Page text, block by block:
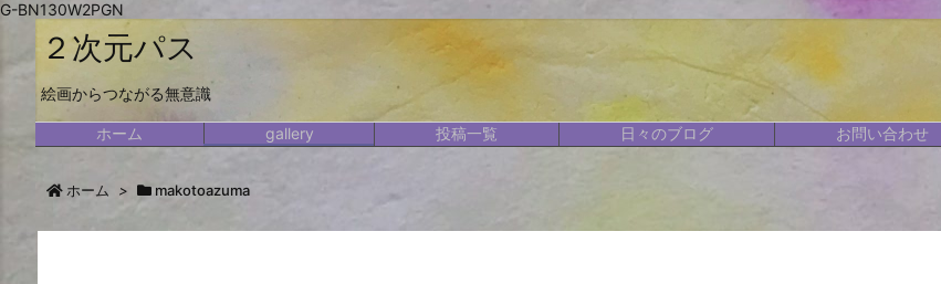
G-BN130W2PGN
２次元パス
絵画からつながる無意識
ホーム gallery 投稿一覧 日々のブログ お問い合わせ
ホーム > makotoazuma